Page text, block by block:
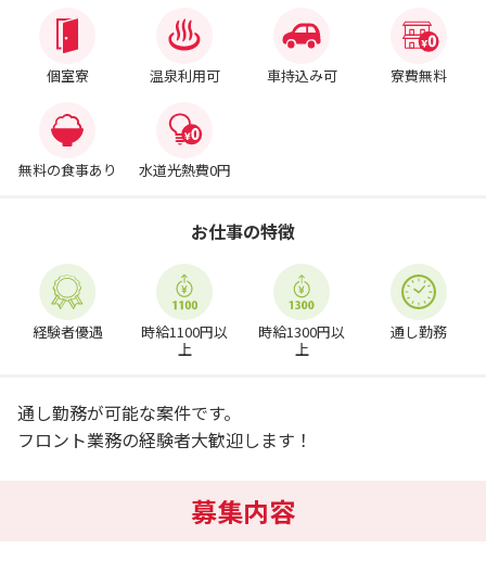
個室寮 温泉利用可 車持込み可 寮費無料
無料の食事あり 水道光熱費0円
お仕事の特徴
経験者優遇
時給1100円以
上
時給1300円以
上
通し勤務
通し勤務が可能な案件です。
フロント業務の経験者大歓迎します！
募集内容